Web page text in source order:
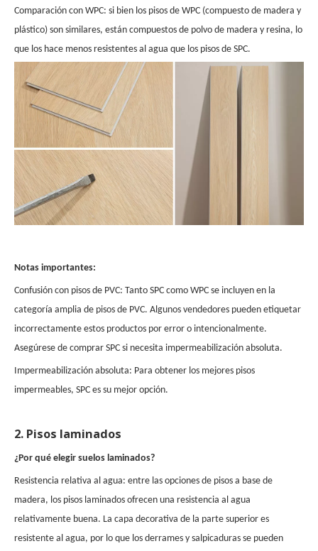
Comparación con WPC: si bien los pisos de WPC (compuesto de madera y
plástico) son similares, están compuestos de polvo de madera y resina, lo
que los hace menos resistentes al agua que los pisos de SPC.
Notas importantes:
Confusión con pisos de PVC: Tanto SPC como WPC se incluyen en la
categoría amplia de pisos de PVC. Algunos vendedores pueden etiquetar
incorrectamente estos productos por error o intencionalmente.
Asegúrese de comprar SPC si necesita impermeabilización absoluta.
Impermeabilización absoluta: Para obtener los mejores pisos
impermeables, SPC es su mejor opción.
2. Pisos laminados
¿Por qué elegir suelos laminados?
Resistencia relativa al agua: entre las opciones de pisos a base de
madera, los pisos laminados ofrecen una resistencia al agua
relativamente buena. La capa decorativa de la parte superior es
resistente al agua, por lo que los derrames y salpicaduras se pueden